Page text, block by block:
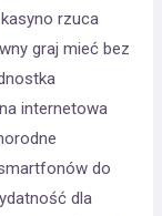
rzuca
graj mieć bez
internetowa
do
dla